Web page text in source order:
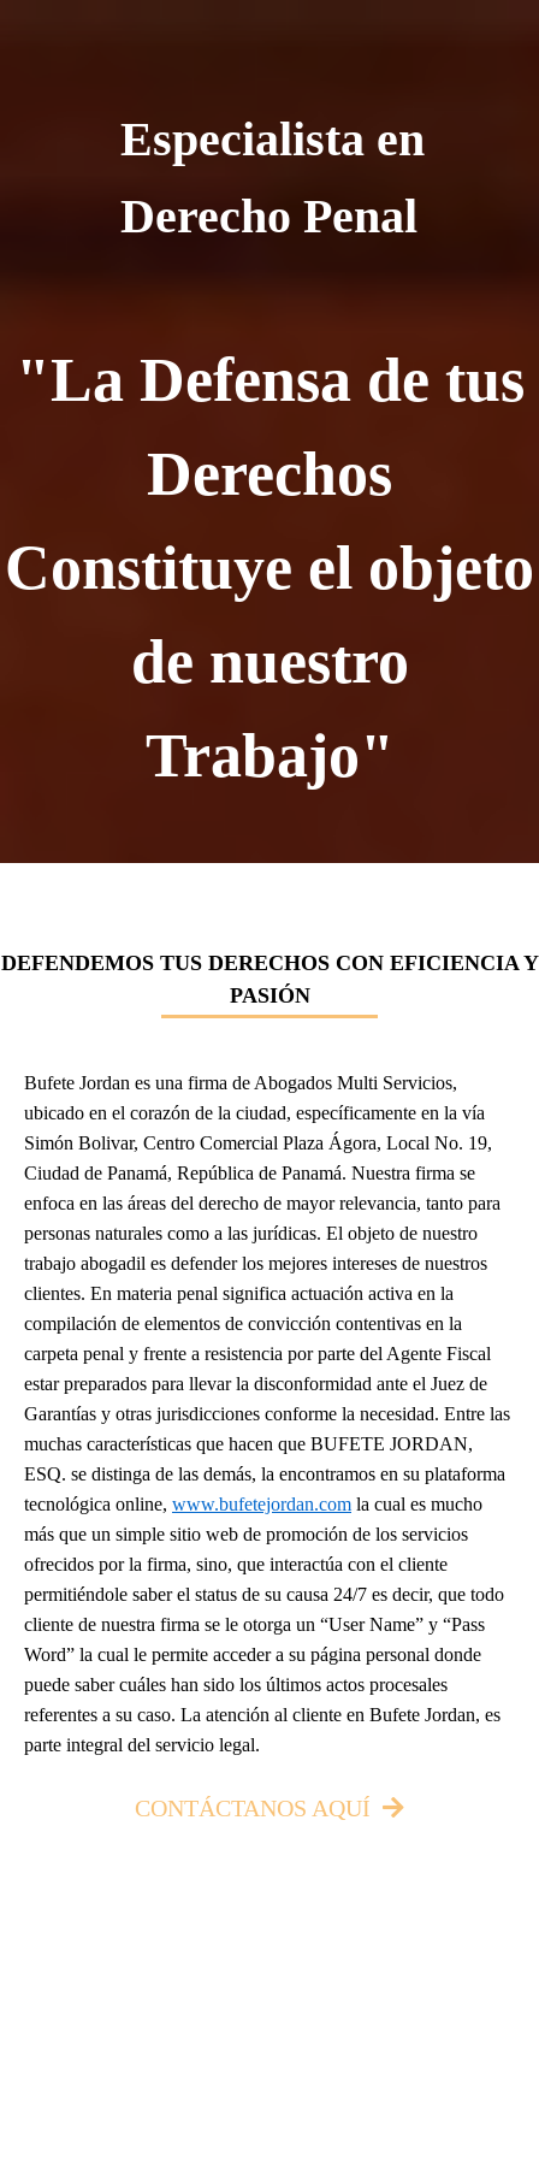
Especialista en
Derecho Penal
"La Defensa de tus
Derechos
Constituye el objeto
de nuestro
Trabajo"
DEFENDEMOS TUS DERECHOS CON EFICIENCIA Y
PASIÓN
Bufete Jordan es una firma de Abogados Multi Servicios,
ubicado en el corazón de la ciudad, específicamente en la vía
Simón Bolivar, Centro Comercial Plaza Ágora, Local No. 19,
Ciudad de Panamá, República de Panamá. Nuestra firma se
enfoca en las áreas del derecho de mayor relevancia, tanto para
personas naturales como a las jurídicas. El objeto de nuestro
trabajo abogadil es defender los mejores intereses de nuestros
clientes. En materia penal significa actuación activa en la
compilación de elementos de convicción contentivas en la
carpeta penal y frente a resistencia por parte del Agente Fiscal
estar preparados para llevar la disconformidad ante el Juez de
Garantías y otras jurisdicciones conforme la necesidad. Entre las
muchas características que hacen que BUFETE JORDAN,
ESQ. se distinga de las demás, la encontramos en su plataforma
tecnológica online, www.bufetejordan.com la cual es mucho
más que un simple sitio web de promoción de los servicios
ofrecidos por la firma, sino, que interactúa con el cliente
permitiéndole saber el status de su causa 24/7 es decir, que todo
cliente de nuestra firma se le otorga un “User Name” y “Pass
Word” la cual le permite acceder a su página personal donde
puede saber cuáles han sido los últimos actos procesales
referentes a su caso. La atención al cliente en Bufete Jordan, es
parte integral del servicio legal.
CONTÁCTANOS AQUÍ